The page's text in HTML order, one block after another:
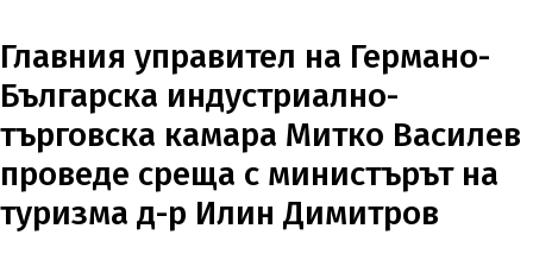
Главния управител на Германо-
Българска индустриално-
търговска камара Митко Василев
проведе среща с министърът на
туризма д-р Илин Димитров